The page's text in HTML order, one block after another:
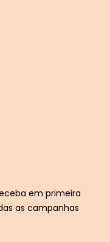
em primeira
as campanhas